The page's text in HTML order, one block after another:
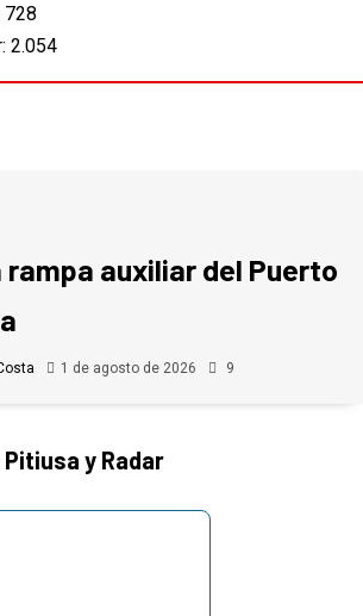
728
2.054
auxiliar del Puerto
1 de agosto de 2026 9
y Radar